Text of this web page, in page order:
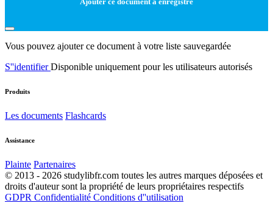
Vous pouvez ajouter ce document à votre liste sauvegardée
S''identifierDisponible uniquement pour les utilisateurs autorisés
Produits
Les documents Flashcards
Assistance
Plainte Partenaires
© 2013 - 2026 studylibfr.com toutes les autres marques déposées et
droits d'auteur sont la propriété de leurs propriétaires respectifs
GDPR Confidentialité Conditions d''utilisation